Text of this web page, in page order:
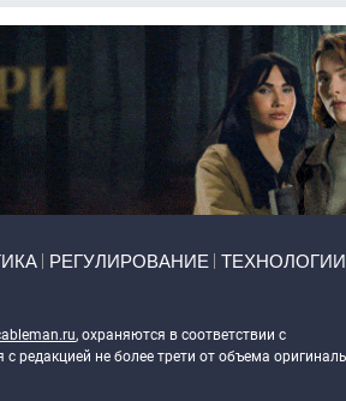
РЕГУЛИРОВАНИЕ ТЕХНОЛОГИИ
, охраняются в соответствии с
редакцией не более трети от объема